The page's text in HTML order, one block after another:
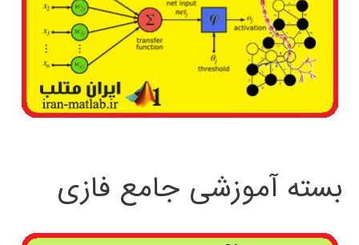
بسته آموزشی جامع فازی